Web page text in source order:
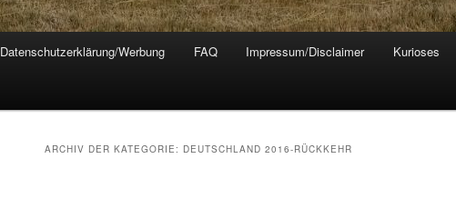
Datenschutzerklärung/Werbung FAQ Impressum/Disclaimer Kurioses
ARCHIV DER KATEGORIE: DEUTSCHLAND 2016-RÜCKKEHR